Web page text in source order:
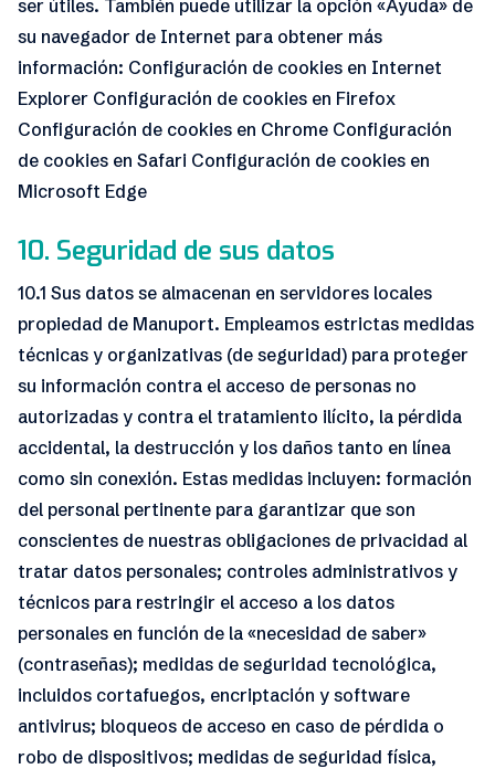
ser útiles. También puede utilizar la opción «Ayuda» de
su navegador de Internet para obtener más
información: Configuración de cookies en Internet
Explorer Configuración de cookies en Firefox
Configuración de cookies en Chrome Configuración
de cookies en Safari Configuración de cookies en
Microsoft Edge
10. Seguridad de sus datos
10.1 Sus datos se almacenan en servidores locales
propiedad de Manuport. Empleamos estrictas medidas
técnicas y organizativas (de seguridad) para proteger
su información contra el acceso de personas no
autorizadas y contra el tratamiento ilícito, la pérdida
accidental, la destrucción y los daños tanto en línea
como sin conexión. Estas medidas incluyen: formación
del personal pertinente para garantizar que son
conscientes de nuestras obligaciones de privacidad al
tratar datos personales; controles administrativos y
técnicos para restringir el acceso a los datos
personales en función de la «necesidad de saber»
(contraseñas); medidas de seguridad tecnológica,
incluidos cortafuegos, encriptación y software
antivirus; bloqueos de acceso en caso de pérdida o
robo de dispositivos; medidas de seguridad física,